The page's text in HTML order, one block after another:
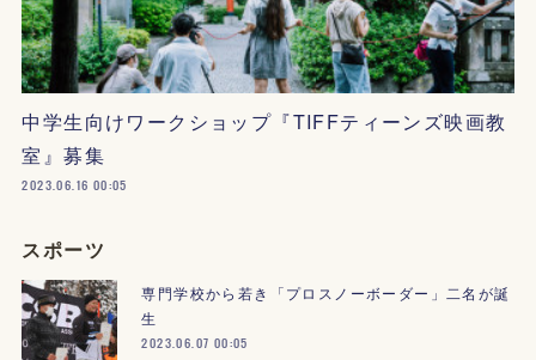
中学生向けワークショップ『TIFFティーンズ映画教
室』募集
2023.06.16 00:05
スポーツ
専門学校から若き「プロスノーボーダー」二名が誕
生
2023.06.07 00:05